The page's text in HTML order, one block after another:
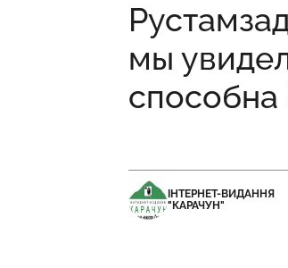
мы
способна
ІНТЕРНЕТ-ВИДАННЯ
"КАРАЧУН"